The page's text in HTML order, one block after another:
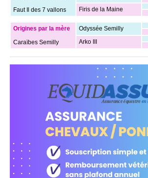
Faut Il des 7 vallons
Firis de la Maine
Origines par la mère
Caraïbes Semilly
Odyssée Semilly
Arko III